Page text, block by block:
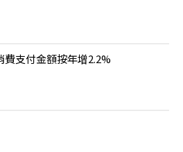
費支付金額按年增2.2%